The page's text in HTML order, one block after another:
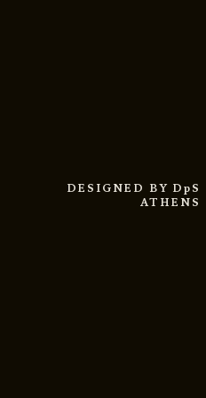
DESIGNED BY DpS
ATHENS